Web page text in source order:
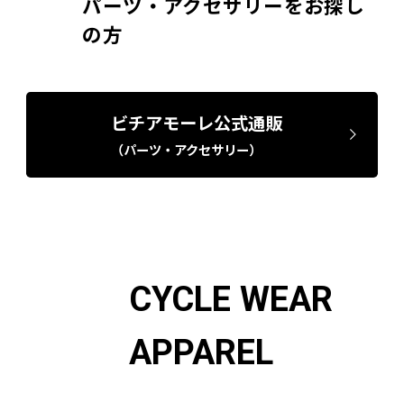
の方
ビチアモーレ公式通販
（パーツ・アクセサリー）
CYCLE WEAR
APPAREL